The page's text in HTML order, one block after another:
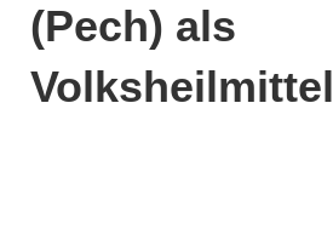
(Pech) als
Volksheilmittel